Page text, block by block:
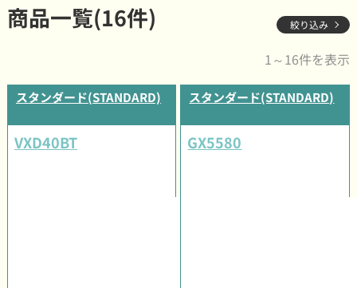
商品一覧(16件) 絞り込み
1～16件を表示
スタンダード(STANDARD)
VXD40BT
スタンダード(STANDARD)
GX5580